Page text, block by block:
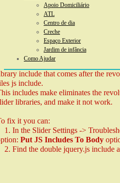
Apoio Domiciliário
ATL
Centro de dia
Creche
Espaço Exterior
Jardim de infância
Como Ajudar
Slider Error: You have some
include that comes after the
js include.
includes make eliminates the
libraries, and make it not work.
fix it you can:
In the Slider Settings ->
Put JS Includes To Body
Find the double jquery.js include